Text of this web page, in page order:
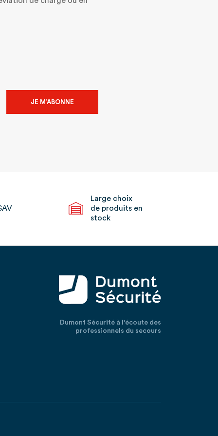
JE M’ABONNE
Large choix
de produits en
stock
Dumont Sécurité à l'écoute des
professionnels du secours